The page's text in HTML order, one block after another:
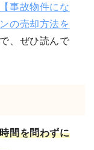
【事故物件にな
の売却方法を
、ぜひ読んで
間を問わずに